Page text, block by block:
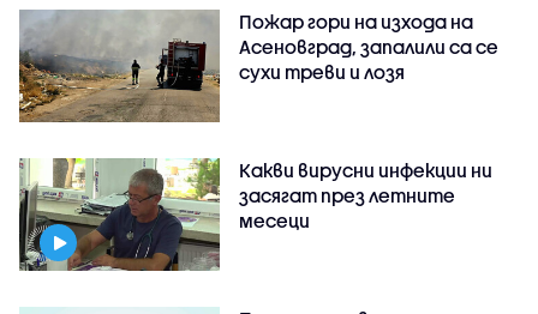
Пожар гори на изхода на
Асеновград, запалили са се
сухи треви и лозя
Какви вирусни инфекции ни
засягат през летните
месеци